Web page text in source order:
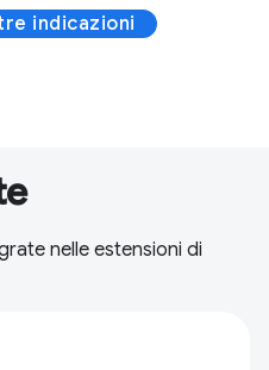
indicazioni
nelle estensioni di